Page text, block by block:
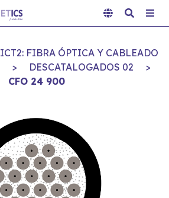
ICT2: FIBRA ÓPTICA Y CABLEADO
> DESCATALOGADOS 02
>
CFO 24 900